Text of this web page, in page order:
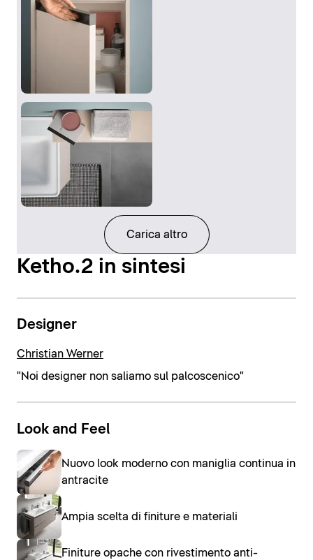
Carica altro
Ketho.2 in sintesi
Designer
Christian Werner
"Noi designer non saliamo sul palcoscenico"
Look and Feel
Nuovo look moderno con maniglia continua in
antracite
Ampia scelta di finiture e materiali
Finiture opache con rivestimento anti-